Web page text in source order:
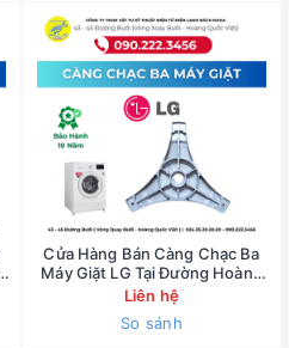
Cửa Hàng Bán Càng Chạc Ba
Máy Giặt LG Tại Đường Hoàng
Hoa Thám - 0902223456
Liên hệ
So sánh